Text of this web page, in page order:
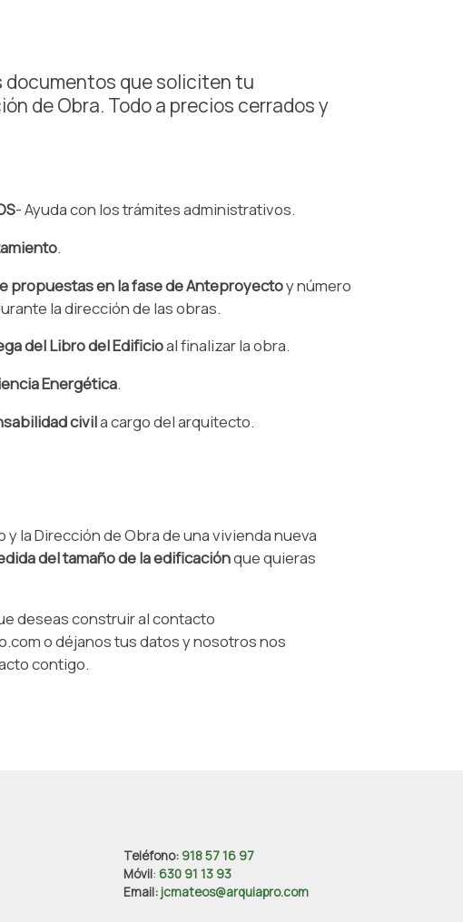
documentos que soliciten tu
de Obra. Todo a precios cerrados y
- Ayuda con los trámites administrativos.
.
propuestas en la fase de Anteproyectoy número
la dirección de las obras.
del Libro del Edificioal finalizar la obra.
Energética.
civila cargo del arquitecto.
y la Dirección de Obra de una vivienda nueva
del tamaño de la edificaciónque quieras
deseas construir al contacto
o déjanos tus datos y nosotros nos
contigo.
Teléfono: 918 57 16 97
Móvil: 630 91 13 93
Email: jcmateos@arquiapro.com